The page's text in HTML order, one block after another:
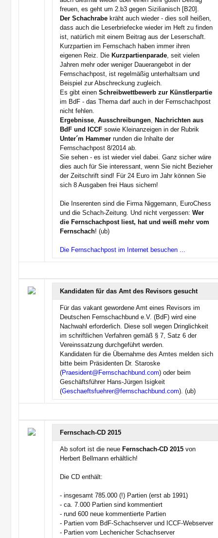
freuen, es geht um 2.b3 gegen Sizilianisch [B20].
Der Schachrabe kräht auch wieder - dies soll heißen,
dass auch die Leserbriefecke wieder im Heft zu finden
ist, natürlich mit einem Beitrag aus der Leserschaft.
Kurzpartien im Fernschach haben immer ihren
eigenen Reiz. Die Kurzpartienparade, seit vielen
Jahren mehr oder weniger Dauerangebot in der
Fernschachpost, ist regelmäßig unterhaltsam und
Beispiel zur Abschreckung zugleich.
Es gibt einenSchreibwettbewerb zur Künstlerpartie
im BdF - das Thema darf auch in der Fernschachpost
nicht fehlen.
Ergebnisse,Ausschreibungen, Nachrichten aus
BdF und ICCF sowie Kleinanzeigen in der Rubrik
Unter´m Hammer runden die Inhalte der
Fernschachpost 8/2014 ab.
Sie sehen - es ist wieder viel dabei. Ganz sicher wäre
dies auch für Sie interessant, wenn Sie nicht Bezieher
der Zeitschrift sind! Für 24 Euro im Jahr können Sie
sich 8 Ausgaben frei Haus sichern!
Die Inserenten sind die Firma Niggemann, EuroChess
und die Schach-Zeitung. Und nicht vergessen:Wer
die Fernschachpost liest, hat und weiß mehr vom
Fernschach! (ub)
Die Fernschachpost im Internet besuchen ...
Kandidaten für das Amt des Revisors gesucht
Für das vakant gewordene Amt eines Revisors im
Deutschen Fernschachbund e.V. (BdF) wird eine
Nachwahl erforderlich. Diese soll wegen Dringlichkeit
im schriftlichen Verfahren gemäß § 7, Satz 6 der
Vereinssatzung durchgeführt werden.
Kandidaten für die Übernahme des Amtes melden sich
bitte beim Präsidenten Dr. Staroske
(Praesident@Fernschachbund.com) oder beim
Geschäftsführer Hans-Jürgen Isigkeit
(Geschaeftsfuehrer@fernschachbund.com). (ub)
Fernschach-CD 2015
Ab sofort ist die neue Fernschach-CD 2015 von
Herbert Bellmann erhältlich!
Die CD enthält:
- insgesamt 785.000 (!) Partien (erst ab 1991)
- ca. 7.000 Partien sind kommentiert
- rund 600 neue kommentierte Partien
- Partien vom BdF-Schachserver und ICCF-Webserver
- Partien vom Lechenicher Schachserver